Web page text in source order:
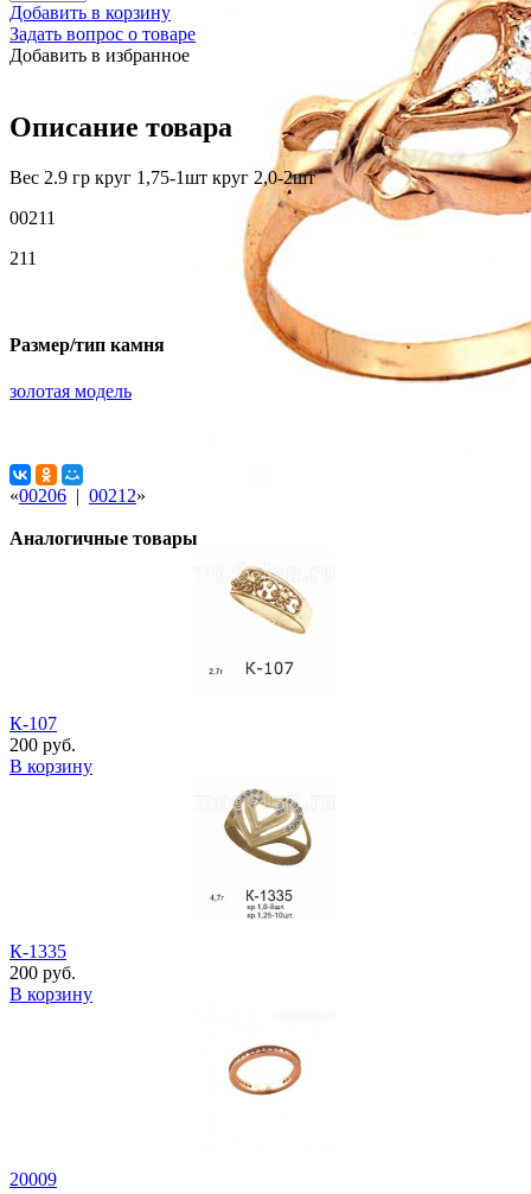
Добавить в корзину
Задать вопрос о товаре
Добавить в избранное
Описание товара
Вес 2.9 гр круг 1,75-1шт круг 2,0-2шт
00211
211
Размер/тип камня
золотая модель
«00206 | 00212»
Аналогичные товары
К-107
200 руб.
В корзину
К-1335
200 руб.
В корзину
20009